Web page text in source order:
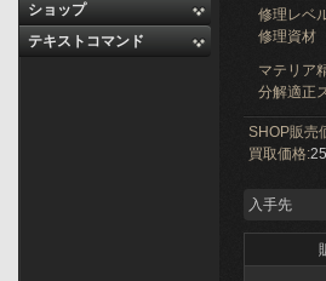
ショップ
テキストコマンド
修理レベ
修理資材
マテリア
分解適正
SHOP販売
買取価格:
入手先